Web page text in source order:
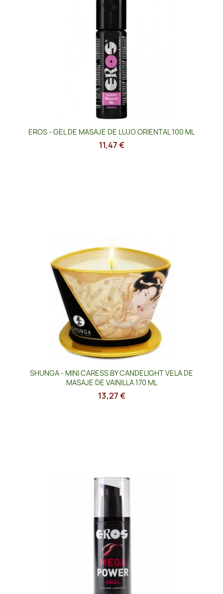
EROS - GEL DE MASAJE DE LUJO ORIENTAL 100 ML
11,47 €
SHUNGA - MINI CARESS BY CANDELIGHT VELA DE
MASAJE DE VAINILLA 170 ML
13,27 €